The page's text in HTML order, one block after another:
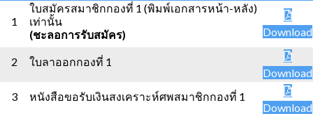
1
ใบสมัครสมาชิกกองที่ 1 (พิมพ์เอกสารหน้า-หลัง)
เท่านั้น
(ชะลอการรับสมัคร)
Download
2
ใบลาออกกองที่ 1
Download
3
หนังสือขอรับเงินสงเคราะห์ศพสมาชิกกองที่ 1
Download